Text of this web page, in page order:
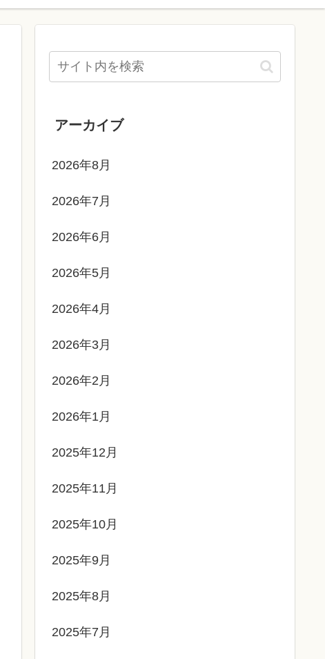
アーカイブ
2026年8月
2026年7月
2026年6月
2026年5月
2026年4月
2026年3月
2026年2月
2026年1月
2025年12月
2025年11月
2025年10月
2025年9月
2025年8月
2025年7月